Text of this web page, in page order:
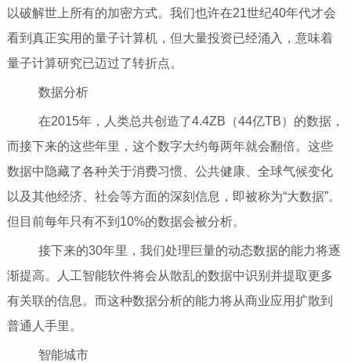
以破解世上所有的加密方式。我们也许在21世纪40年代才会
看到真正实用的量子计算机，但大量投资已经涌入，意味着
量子计算研究已迈过了转折点。
数据分析
在2015年，人类总共创造了4.4ZB（44亿TB）的数据，
而接下来的这些年里，这个数字大约每两年就会翻倍。这些
数据中隐藏了各种关于消费习惯、公共健康、全球气候变化
以及其他经济、社会等方面的深刻信息，即被称为“大数据”。
但目前每年只有不到10%的数据会被分析。
接下来的30年里，我们处理巨量的动态数据的能力将逐
渐提高。人工智能软件将会从散乱的数据中识别并提取更多
有关联的信息。而这种数据分析的能力将从商业应用扩散到
普通人手里。
智能城市